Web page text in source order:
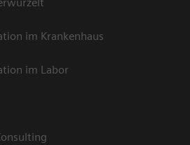
im Krankenhaus
im Labor